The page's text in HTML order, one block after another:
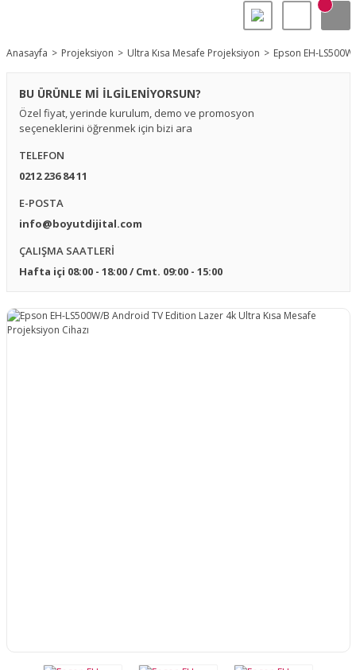
Anasayfa Projeksiyon Ultra Kısa Mesafe Projeksiyon Epson EH-
BU ÜRÜNLE Mİ İLGİLENİYORSUN?
Özel fiyat, yerinde kurulum, demo ve promosyon
seçeneklerini öğrenmek için bizi ara
TELEFON
0212 236 84 11
E-POSTA
info@boyutdijital.com
ÇALIŞMA SAATLERİ
Hafta içi 08:00 - 18:00 / Cmt. 09:00 - 15:00